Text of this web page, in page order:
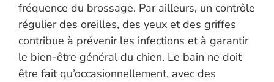
fréquence du brossage. Par ailleurs, un contrôle
régulier des oreilles, des yeux et des griffes
contribue à prévenir les infections et à garantir
le bien-être général du chien. Le bain ne doit
être fait qu’occasionnellement, avec des